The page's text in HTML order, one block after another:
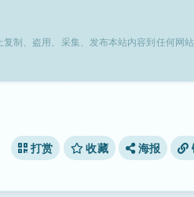
制、盗用、采集、发布本站内容到任何网
打赏 收藏 海报